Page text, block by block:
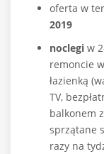
oferta w
2019
noclegi w
remoncie
łazienką
TV,
balkonem
sprzątane
razy na